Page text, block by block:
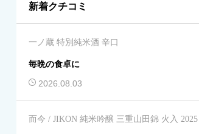
新着クチコミ
一ノ蔵 特別純米酒 辛口
毎晩の食卓に
2026.08.03
而今 / JIKON 純米吟醸 三重山田錦 火入 2025